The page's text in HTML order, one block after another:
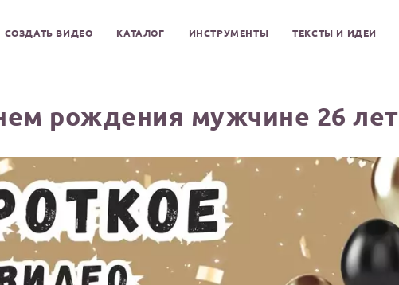
СОЗДАТЬ ВИДЕО КАТАЛОГ ИНСТРУМЕНТЫ ТЕКСТЫ И ИДЕИ
рождения мужчине 26 лет